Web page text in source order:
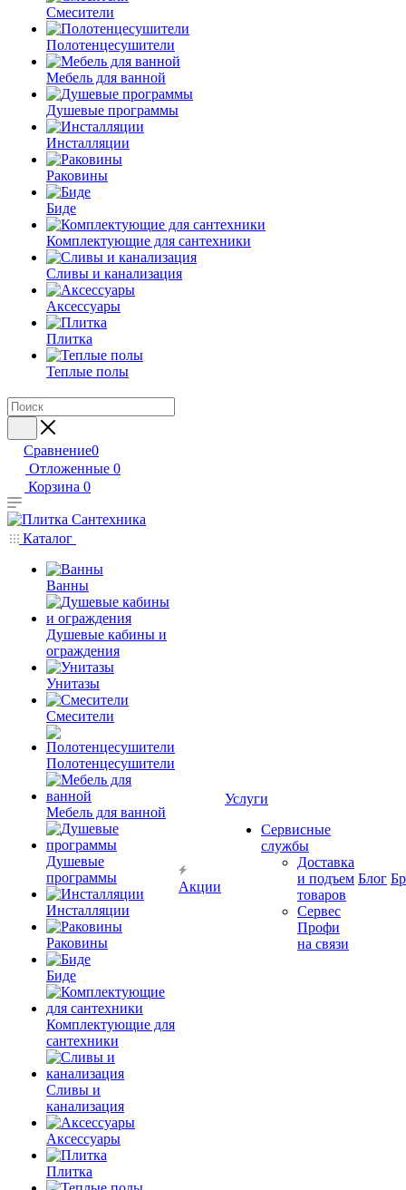
Смесители
Полотенцесушители
Мебель для ванной
Душевые программы
Инсталляции
Раковины
Биде
Комплектующие для сантехники
Сливы и канализация
Аксессуары
Плитка
Теплые полы
Сравнение0
Отложенные 0
Корзина 0
Каталог
Ванны
Душевые кабины и
ограждения
Унитазы
Смесители
Полотенцесушители
Мебель для ванной
Душевые
программы
Инсталляции
Раковины
Биде
Комплектующие для
сантехники
Сливы и
канализация
Аксессуары
Плитка
Акции
Услуги
Сервисные
службы
Доставка
и подъем
товаров
Сервес
Профи
на связи
Блог